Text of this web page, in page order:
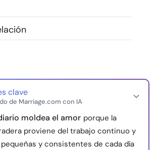
Todos los derechos reservados.
clave
de Marriage.com con IA
moldea el amor porque la
proviene del trabajo continuo y
y consistentes de cada día